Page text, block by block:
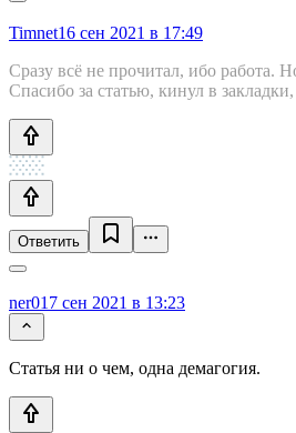
Timnet16 сен 2021 в 17:49
Сразу всё не прочитал, ибо работа.
Спасибо за статью, кинул в
Ответить
ner017 сен 2021 в 13:23
Статья ни о чем, одна демагогия.